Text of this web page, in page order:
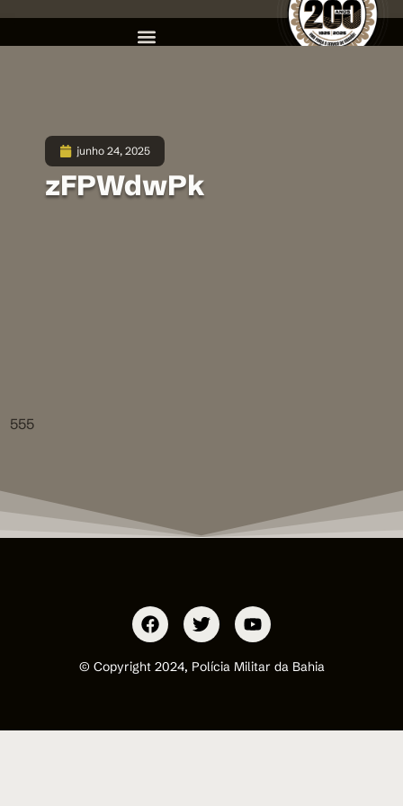
junho 24, 2025
zFPWdwPk
555
© Copyright 2024, Polícia Militar da Bahia